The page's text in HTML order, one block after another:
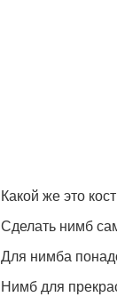
Какой же это
Сделать нимб
Для нимба
Нимб для